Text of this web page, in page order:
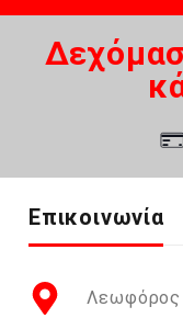
Επικοινωνία
Λεωφόρος